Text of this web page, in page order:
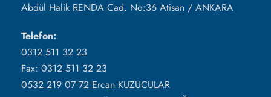
Abdül Halik RENDA Cad. No:36 Atisan / ANKARA
Telefon:
0312 511 32 23
Fax: 0312 511 32 23
0532 219 07 72 Ercan KUZUCULAR